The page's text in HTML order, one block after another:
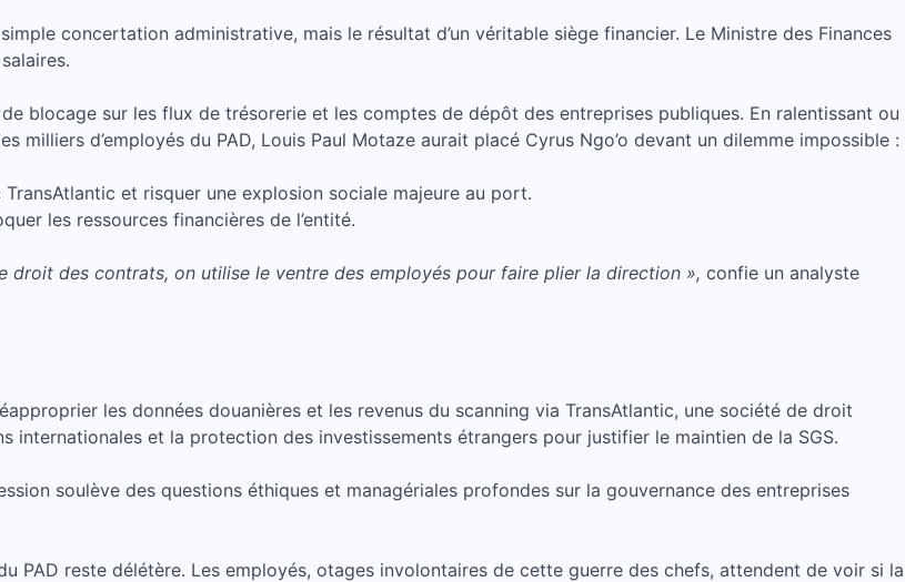
concertation administrative, mais le résultat d’un véritable siège financier. Le Ministre des Finances
blocage sur les flux de trésorerie et les comptes de dépôt des entreprises publiques. En ralentissant ou
milliers d’employés du PAD, Louis Paul Motaze aurait placé Cyrus Ngo’o devant un dilemme impossible :
et risquer une explosion sociale majeure au port.
les ressources financières de l’entité.
droit des contrats, on utilise le ventre des employés pour faire plier la direction », confie un analyste
les données douanières et les revenus du scanning via TransAtlantic, une société de droit
internationales et la protection des investissements étrangers pour justifier le maintien de la SGS.
soulève des questions éthiques et managériales profondes sur la gouvernance des entreprises
PAD reste délétère. Les employés, otages involontaires de cette guerre des chefs, attendent de voir si la